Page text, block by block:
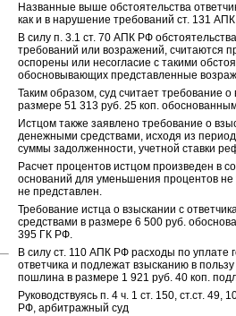
Названные выше обстоятельства
как и в нарушение требований ст. 131
В силу п. 3.1 ст. 70 АПК РФ
требований или возражений, считаются
оспорены или несогласие с такими
обосновывающих представленные
Таким образом, суд считает требование
размере 51 313 руб. 25 коп.
Истцом также заявлено требование о
денежными средствами, исходя из
суммы задолженности, учетной ставки
Расчет процентов истцом произведен в
оснований для уменьшения процентов не
не представлен.
Требование истца о взыскании с
средствами в размере 6 500 руб.
395 ГК РФ.
В силу ст. 110 АПК РФ расходы по уплате
ответчика и подлежат взысканию в
пошлина в размере 1 921 руб. 40 коп.
Руководствуясь п. 4 ч. 1 ст. 150, ст.ст.
РФ, арбитражный суд